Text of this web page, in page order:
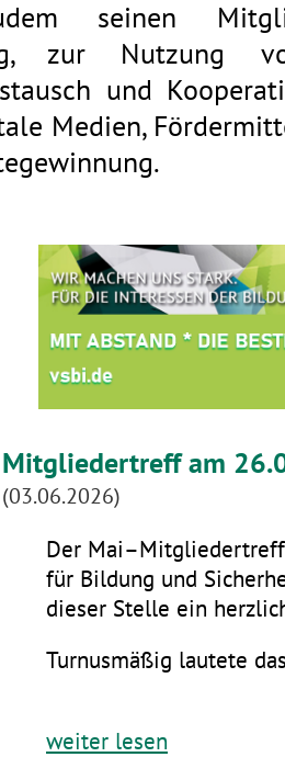
seinen
zur Nutzung
und
Medien,
Mitgliedertreff am
(03.06.2026)
Der
für Bildung und
dieser Stelle ein
Turnusmäßig lautete
weiter lesen